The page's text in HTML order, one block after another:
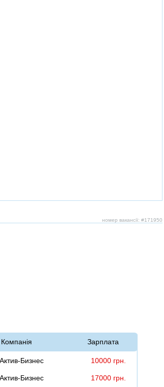
номер вакансії: #171950
Компанія Зарплата
Актив-Бизнес
10000 грн.
Актив-Бизнес 17000 грн.